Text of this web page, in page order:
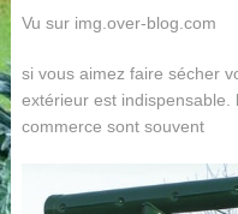
Vu sur img.over-blog.com
si vous aimez faire sécher
extérieur est
commerce sont souvent